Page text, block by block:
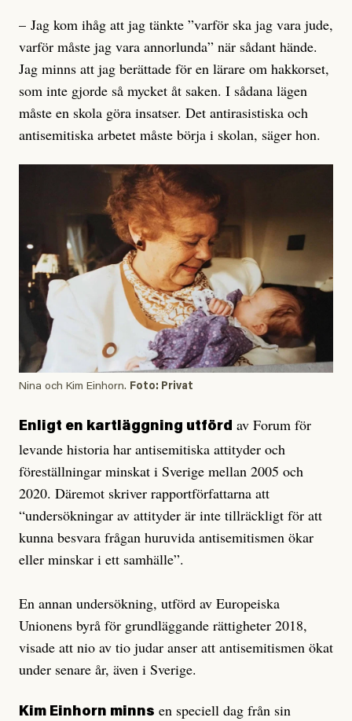
– Jag kom ihåg att jag tänkte ”varför ska jag vara jude,
varför måste jag vara annorlunda” när sådant hände.
Jag minns att jag berättade för en lärare om hakkorset,
som inte gjorde så mycket åt saken. I sådana lägen
måste en skola göra insatser. Det antirasistiska och
antisemitiska arbetet måste börja i skolan, säger hon.
Nina och Kim Einhorn. Foto: Privat
Enligt en kartläggning utförd av Forum för
levande historia har antisemitiska attityder och
föreställningar minskat i Sverige mellan 2005 och
2020. Däremot skriver rapportförfattarna att
“undersökningar av attityder är inte tillräckligt för att
kunna besvara frågan huruvida antisemitismen ökar
eller minskar i ett samhälle”.
En annan undersökning, utförd av Europeiska
Unionens byrå för grundläggande rättigheter 2018,
visade att nio av tio judar anser att antisemitismen ökat
under senare år, även i Sverige.
Kim Einhorn minns en speciell dag från sin